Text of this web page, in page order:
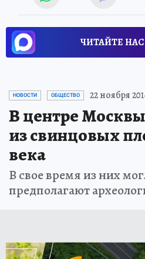
ЧИТАЙТЕ
НОВОСТИ ОБЩЕСТВО 22 ноября
В центре
из свинцовых
века
В свое время из них
предполагают